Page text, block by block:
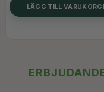
LÄGG TILL